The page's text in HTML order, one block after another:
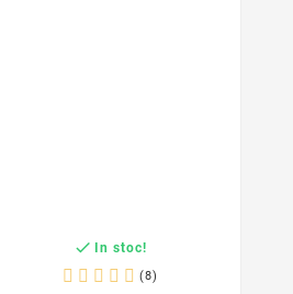
 In stoc!
(8)